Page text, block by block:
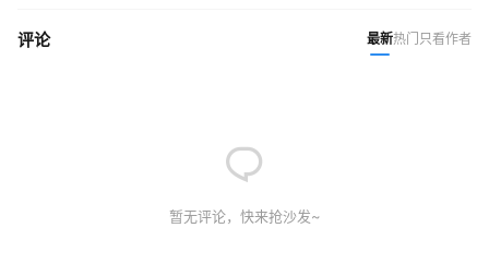
评论 最新热门 只看作者
暂无评论，快来抢沙发~